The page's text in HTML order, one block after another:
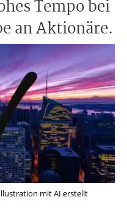
Tempo bei
an Aktionäre.
mit AI erstellt